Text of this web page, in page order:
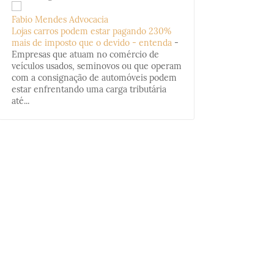
Fabio Mendes Advocacia
Lojas carros podem estar pagando 230%
mais de imposto que o devido - entenda -
Empresas que atuam no comércio de
veículos usados, seminovos ou que operam
com a consignação de automóveis podem
estar enfrentando uma carga tributária
até...